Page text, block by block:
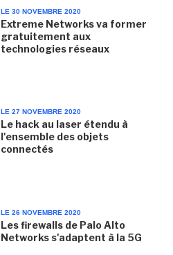
LE 30 NOVEMBRE 2020
Extreme Networks va former
gratuitement aux
technologies réseaux
LE 27 NOVEMBRE 2020
Le hack au laser étendu à
l'ensemble des objets
connectés
LE 26 NOVEMBRE 2020
Les firewalls de Palo Alto
Networks s'adaptent à la 5G